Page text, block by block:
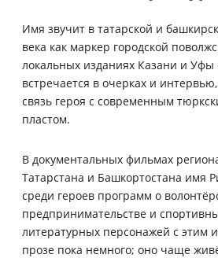
Имя звучит в татарской и
века как маркер городской
локальных изданиях Казани и Уфы
встречается в очерках и
связь героя с современным
пластом.
В документальных фильмах
Татарстана и Башкортостана имя
среди героев программ о
предпринимательстве и
литературных персонажей с этим
прозе пока немного; оно чаще